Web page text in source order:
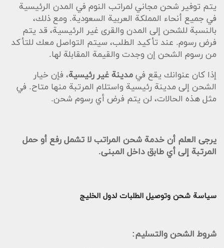
يتم توفير شحن مجاني لمراتب النوم في المدن الرئيسية
في جميع أنحاء المملكة العربية السعودية. ومع ذلك،
بالنسبة للشحن إلى المدن والقرى غير الرئيسية، قد يتم
فرض رسوم. عند تأكيد الطلب، سيتم التواصل معك للتأكد
من رسوم الشحن إن وجدت والقيمة المقابلة لها.
إذا كان عنوانك يقع في مدينة غير رئيسية، فإن خيار
الشحن إلى مدينة رئيسية واستلام المرتبة منها متاح. في
مثل هذه الحالات، لن يتم فرض أي رسوم شحن.
يرجى العلم أن خدمة شحن المراتب لا تشمل رفع أو حمل
المرتبة إلى أي طابق داخل المبنى.
سياسة شحن وتوصيل الطلبات لدول الخليج
شروط الشحن والتسليم: